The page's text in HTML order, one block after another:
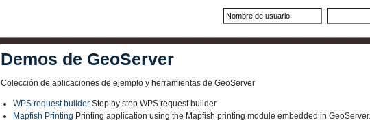
Demos de GeoServer
Colección de aplicaciones de ejemplo y herramientas de GeoServer
WPS request builder Step by step WPS request builder
Mapfish Printing Printing application using the Mapfish printing module embedded in GeoServer.